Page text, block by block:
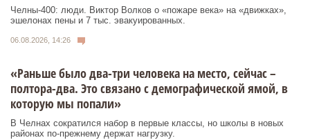
Челны-400: люди. Виктор Волков о «пожаре века» на «движках»,
эшелонах пены и 7 тыс. эвакуированных.
06.08.2026, 14:26
«Раньше было два-три человека на место, сейчас –
полтора-два. Это связано с демографической ямой, в
которую мы попали»
В Челнах сократился набор в первые классы, но школы в новых
районах по-прежнему держат нагрузку.